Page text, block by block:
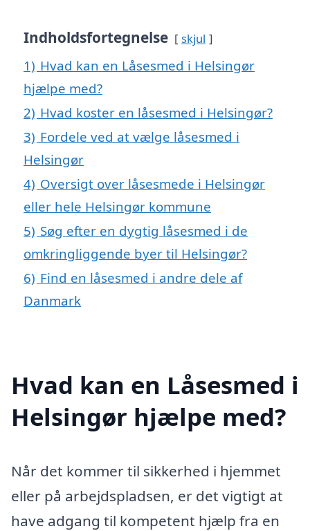
Indholdsfortegnelse skjul
1) Hvad kan en Låsesmed i Helsingør
hjælpe med?
2) Hvad koster en låsesmed i Helsingør?
3) Fordele ved at vælge låsesmed i
Helsingør
4) Oversigt over låsesmede i Helsingør
eller hele Helsingør kommune
5) Søg efter en dygtig låsesmed i de
omkringliggende byer til Helsingør?
6) Find en låsesmed i andre dele af
Danmark
Hvad kan en Låsesmed i
Helsingør hjælpe med?
Når det kommer til sikkerhed i hjemmet
eller på arbejdspladsen, er det vigtigt at
have adgang til kompetent hjælp fra en